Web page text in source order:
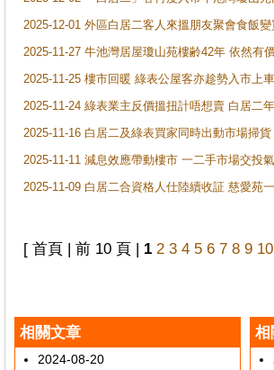
2025-12-01 外區白居二客人來搵朋友聚會食飯
2025-11-27 牛池灣居屋瓊山苑樓齢42年 依然有
2025-11-25 樓市回暖 綠表公屋客亦趁勢入市上
2025-11-24 綠表業主反價搵扭計唔想賣 白居二
2025-11-16 白居二及綠表買家同時出動市場掃
2025-11-11 減息效應帶動樓市 一二手市場交投
2025-11-09 白居二合資格人仕陸續收証 慈愛苑
[ 首頁 | 前 10 頁 | 1 2 3 4 5 6 7 8 9 10
相關文章
2024-08-20
相